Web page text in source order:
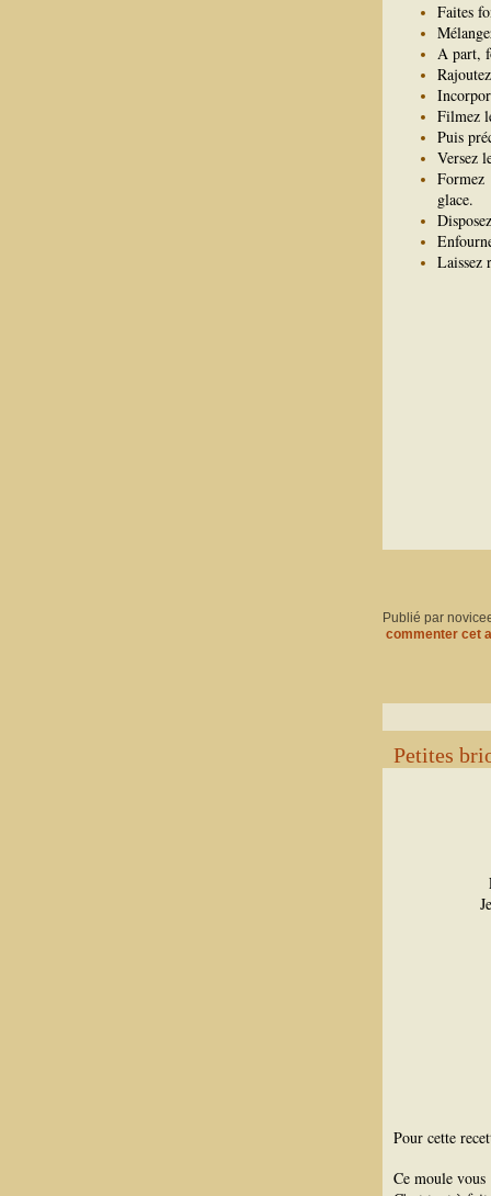
Faites
A part,
Filmez
Puis
Versez
Formez
glace.
Laissez
Publié par
commenter cet
Petites
Pour cette
Ce moule vous